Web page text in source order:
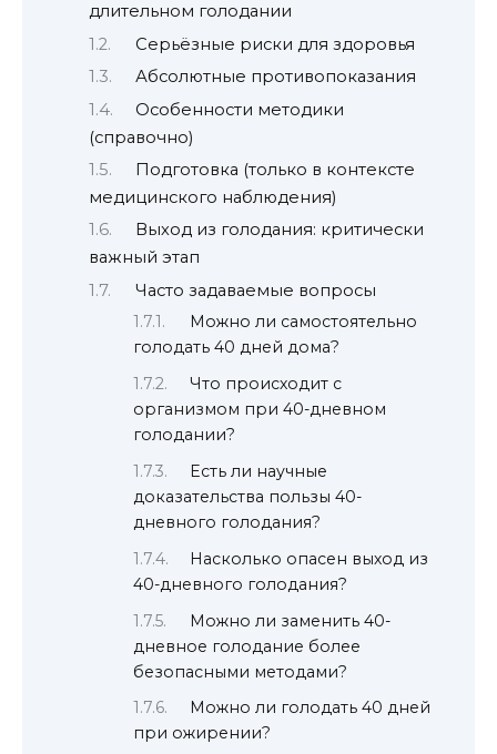
длительном голодании
Серьёзные риски для здоровья
Абсолютные противопоказания
Особенности методики
(справочно)
Подготовка (только в контексте
медицинского наблюдения)
Выход из голодания: критически
важный этап
Часто задаваемые вопросы
Можно ли самостоятельно
голодать 40 дней дома?
Что происходит с
организмом при 40-дневном
голодании?
Есть ли научные
доказательства пользы 40-
дневного голодания?
Насколько опасен выход из
40-дневного голодания?
Можно ли заменить 40-
дневное голодание более
безопасными методами?
Можно ли голодать 40 дней
при ожирении?